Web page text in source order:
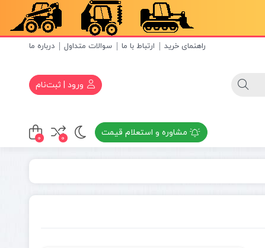
راهنمای خرید ارتباط با ما سوالات متداول درباره ما
ورود | ثبت‌نام
مشاوره و استعلام قیمت 0
0